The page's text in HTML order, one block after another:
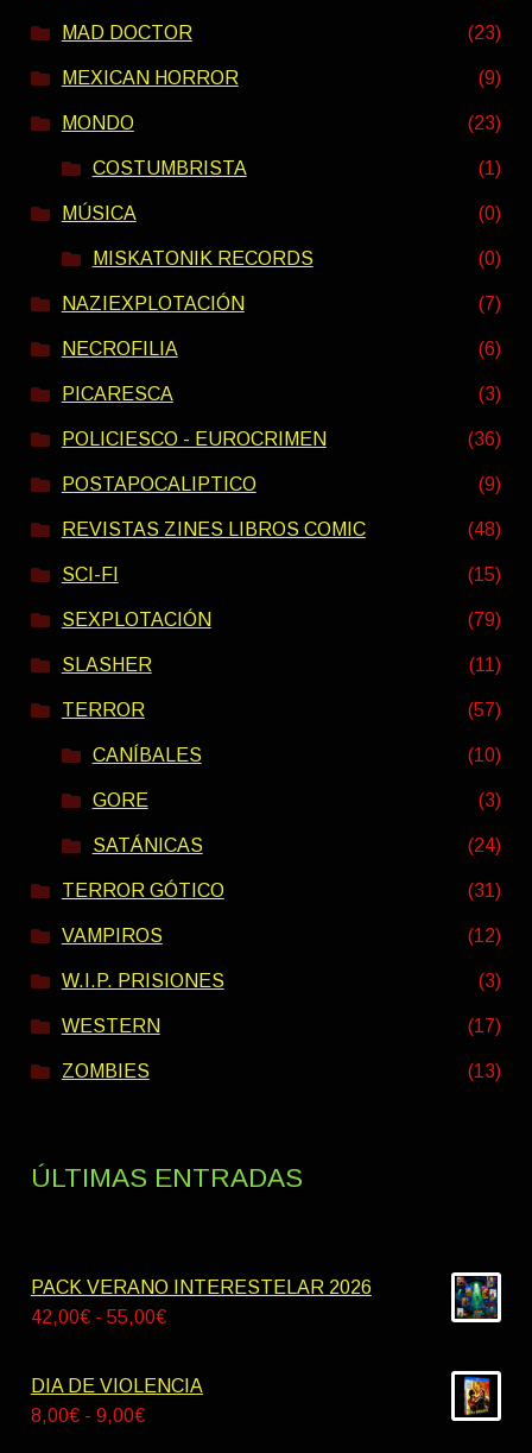
MAD DOCTOR (23)
MEXICAN HORROR (9)
MONDO (23)
COSTUMBRISTA (1)
MÚSICA (0)
MISKATONIK RECORDS (0)
NAZIEXPLOTACIÓN (7)
NECROFILIA (6)
PICARESCA (3)
POLICIESCO - EUROCRIMEN (36)
POSTAPOCALIPTICO (9)
REVISTAS ZINES LIBROS COMIC (48)
SCI-FI (15)
SEXPLOTACIÓN (79)
SLASHER (11)
TERROR (57)
CANÍBALES (10)
GORE (3)
SATÁNICAS (24)
TERROR GÓTICO (31)
VAMPIROS (12)
W.I.P. PRISIONES (3)
WESTERN (17)
ZOMBIES (13)
ÚLTIMAS ENTRADAS
PACK VERANO INTERESTELAR 2026
42,00€ - 55,00€Rango
precios:
DIA DE VIOLENCIA
8,00€ - 9,00€Rango